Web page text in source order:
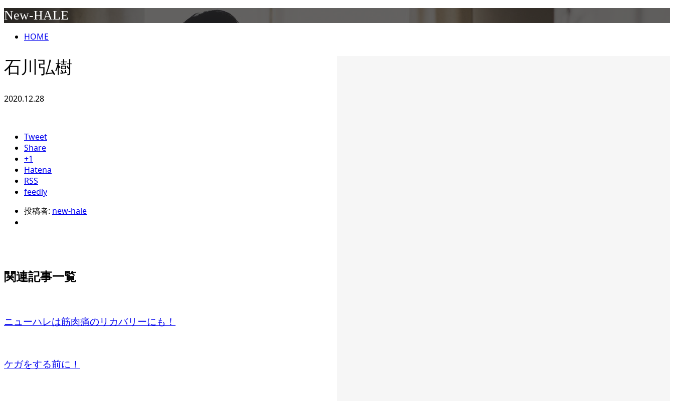
New-HALE
HOME
石川弘樹
2020.12.28
Tweet
Share
+1
Hatena
RSS
feedly
投稿者: new-hale
関連記事一覧
ニューハレは筋肉痛のリカバリーにも！
ケガをする前に！